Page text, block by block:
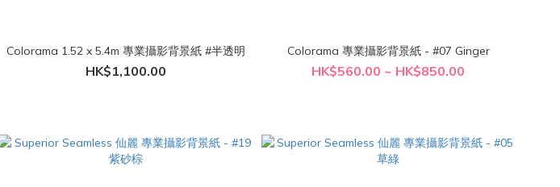
Colorama 1.52 x 5.4m 專業攝影背景紙 #半透明
HK$1,100.00
Colorama 專業攝影背景紙 - #07 Ginger
HK$560.00 ~ HK$850.00